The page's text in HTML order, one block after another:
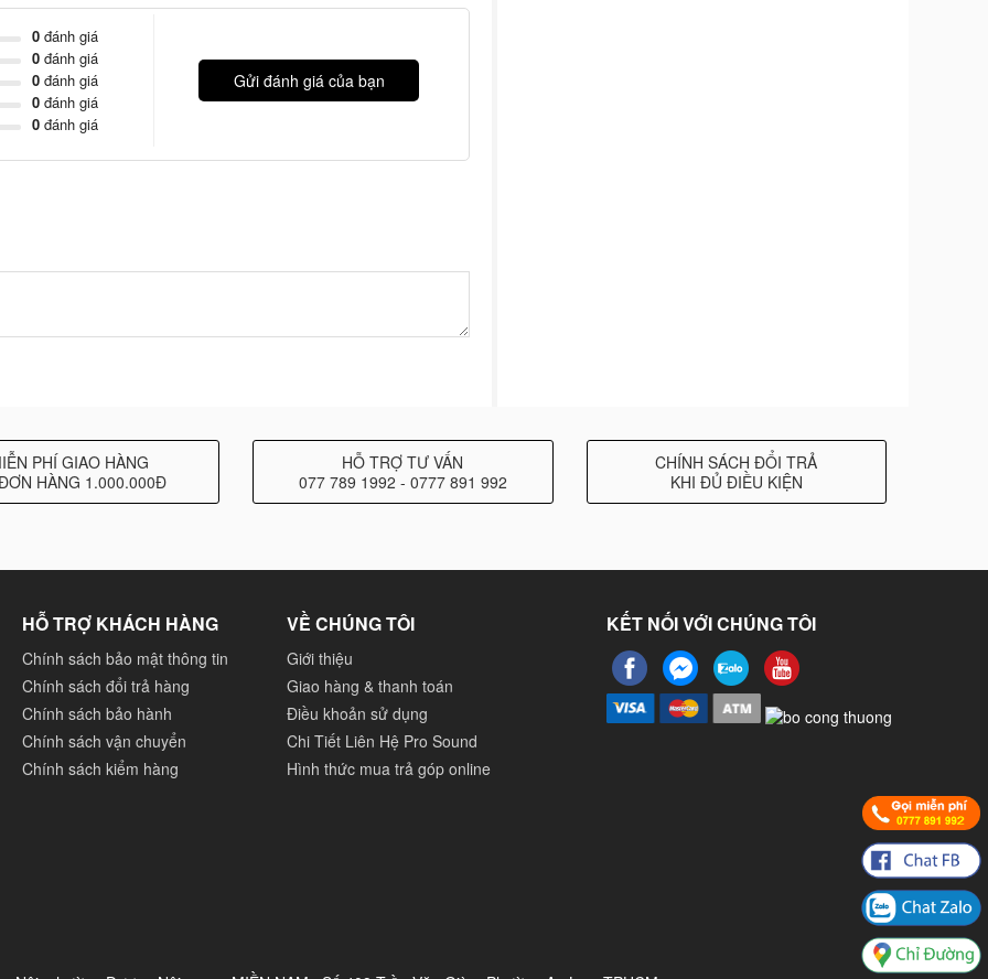
tay nhưng được tích hợp nhiều tính năng tại các bữa tiệc
lưngsautừ DDJ-1000, DDJ-1000SRT có thể kết nối với các
một cách vô cùng dễ dàng.
miễn phí giá trị $299 vào bên trong 5000 thùng của sản
hàng trên toàn thế giới. Serato DJ Suite bao gồm Serato DJ
rộng : Serato Play, Serato DVS, Sẻato Video, Serato
như Hot Cues, Beat Jump và Slicer với
kèm với phiếu mua hàng miễn phí cho các tính năng như
Pitch Play và Key Sync. Bạn cũng có thể trộn, cắt và
một cách hoàn hảo.
0đánh giá
0đánh giá
0đánh giá
0đánh giá
0đánh giá
Gửi đánh giá của bạn
PHÍ GIAO HÀNG
HÀNG 1.000.000Đ
HỖ TRỢ TƯ VẤN
077 789 1992 - 0777 891 992
CHÍNH SÁCH ĐỔI TRẢ
KHI ĐỦ ĐIỀU KIỆN
HỖ TRỢ KHÁCH HÀNG
Chính sách bảo mật thông tin
Chính sách đổi trả hàng
Chính sách bảo hành
Chính sách vận chuyển
Chính sách kiểm hàng
VỀ CHÚNG TÔI
Giới thiệu
Giao hàng & thanh toán
Điều khoản sử dụng
Chi Tiết Liên Hệ Pro Sound
Hình thức mua trả góp online
KẾT NỐI VỚI CHÚNG TÔI